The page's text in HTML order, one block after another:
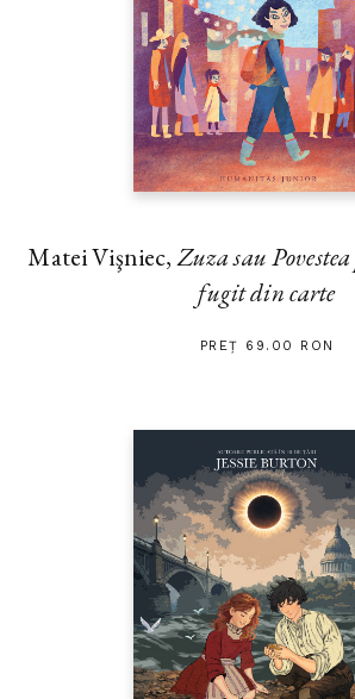
Matei Vişniec,Zuza sau
fugit din carte
PREȚ 69.00 RON